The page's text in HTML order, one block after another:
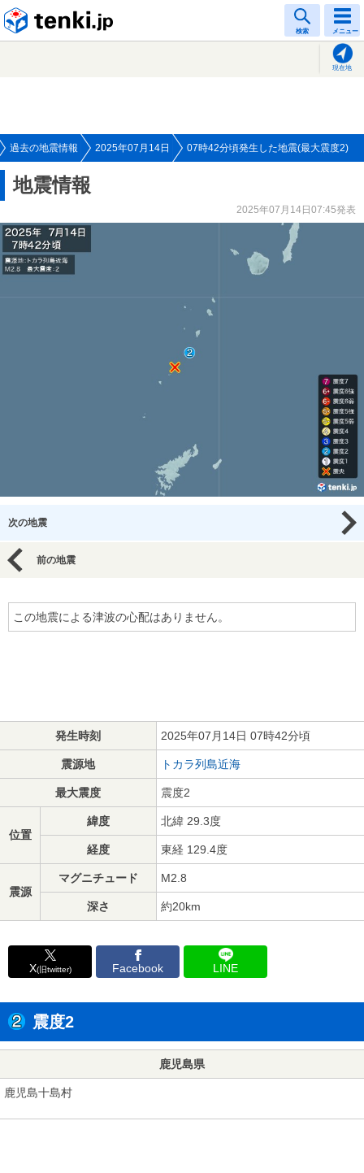
検索 メニュー
現在地
過去の地震情報 2025年07月14日 07時42分頃発生した地震(最大震度2)
地震情報
2025年07月14日07:45発表
次の地震
前の地震
この地震による津波の心配はありません。
発生時刻 2025年07月14日 07時42分頃
震源地 トカラ列島近海
最大震度 震度2
位置
緯度 北緯 29.3度
経度 東経 129.4度
震源
マグニチュード M2.8
深さ 約20km
X(旧twitter) Facebook LINE
震度2
鹿児島県
鹿児島十島村